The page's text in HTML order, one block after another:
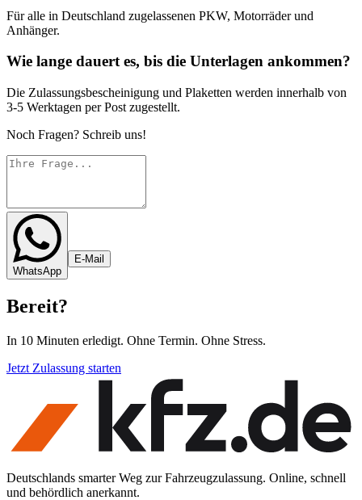
Für alle in Deutschland zugelassenen PKW, Motorräder und
Anhänger.
Wie lange dauert es, bis die Unterlagen ankommen?
Die Zulassungsbescheinigung und Plaketten werden innerhalb von
3-5 Werktagen per Post zugestellt.
Noch Fragen? Schreib uns!
WhatsApp
E-Mail
Bereit?
In 10 Minuten erledigt. Ohne Termin. Ohne Stress.
Jetzt Zulassung starten
Deutschlands smarter Weg zur Fahrzeugzulassung. Online, schnell
und behördlich anerkannt.